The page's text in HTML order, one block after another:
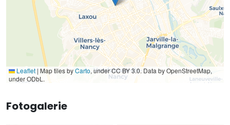
Leaflet | Map tiles byCarto, under CC BY 3.0. Data by OpenStreetMap,
under ODbL.
Fotogalerie